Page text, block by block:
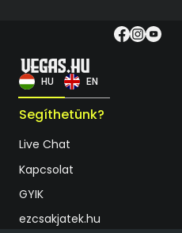
Segíthetünk?
Live Chat
Kapcsolat
GYIK
ezcsakjatek.hu
HU EN